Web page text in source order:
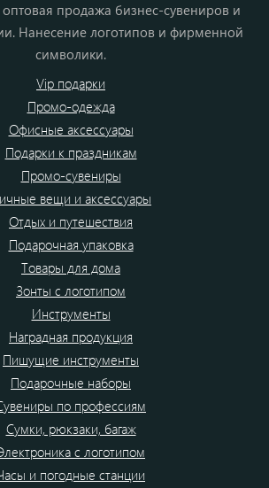
продажа бизнес-сувениров и
Нанесение логотипов и фирменной
символики.
Vip подарки
Промо-одежда
Офисные аксессуары
Подарки к праздникам
Промо-сувениры
вещи и аксессуары
Отдых и путешествия
Подарочная упаковка
Товары для дома
Зонты с логотипом
Инструменты
Наградная продукция
Пишущие инструменты
Подарочные наборы
по профессиям
Сумки, рюкзаки, багаж
с логотипом
и погодные станции